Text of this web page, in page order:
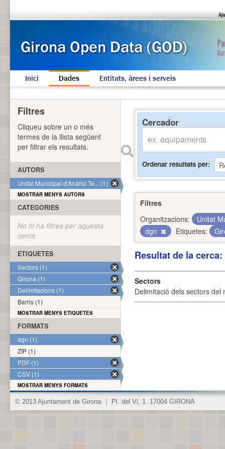
Inici Dades Entitats, àrees i serveis
Cercador
Ordenar resultats per
Filtres
Organitzacions:
Unitat
dgn
Etiquetes:
Resultat de la
Sectors
Delimitació dels sectors del
Filtres
Cliqueu sobre un o més
termes de la llista següent
per filtrar els resultats.
AUTORS
Unitat Municipal d'Anàlisi Te... (1)
MOSTRAR MENYS AUTORS
CATEGORIES
No hi ha filtres per aquesta
cerca
ETIQUETES
Sectors (1)
Girona (1)
Delimitacions (1)
Barris (1)
MOSTRAR MENYS ETIQUETES
FORMATS
dgn (1)
ZIP (1)
PDF (1)
CSV (1)
MOSTRAR MENYS FORMATS
© 2013 Ajuntament de Girona Pl. del Vi, 1. 17004 GIRONA